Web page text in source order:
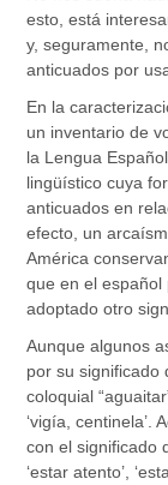
esto, está
y, seguramente,
anticuados por
En la
un inventario de
la Lengua
lingüístico cuya
anticuados en
efecto, un
América
que en el
adoptado otro
Aunque algunos
por su significado
coloquial
‘vigía, centinela’.
con el significado
‘estar atento’,